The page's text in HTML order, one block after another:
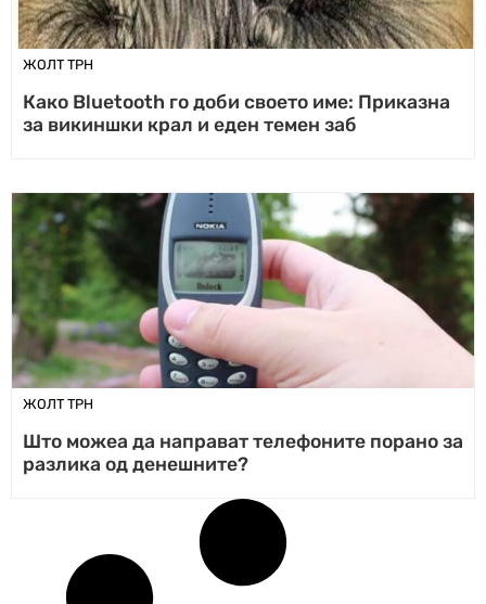
ЖОЛТ ТРН
Како Bluetooth го доби своето име: Приказна
за викиншки крал и еден темен заб
ЖОЛТ ТРН
Што можеа да направат телефоните порано за
разлика од денешните?